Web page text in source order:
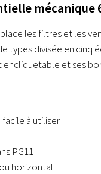
mécanique
les filtres et les
types divisée en
et ses
à utiliser
PG11
horizontal